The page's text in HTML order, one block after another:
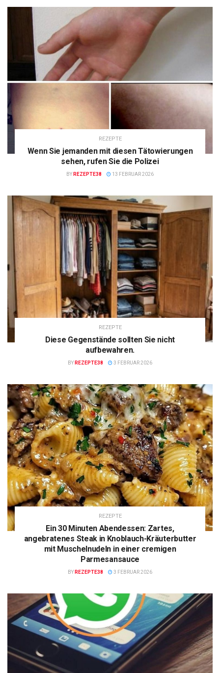
REZEPTE
Wenn Sie jemanden mit diesen Tätowierungen
sehen, rufen Sie die Polizei
BY REZEPTE38 13 FEBRUAR 2026
REZEPTE
Diese Gegenstände sollten Sie nicht
aufbewahren.
BY REZEPTE38 3 FEBRUAR 2026
REZEPTE
Ein 30 Minuten Abendessen: Zartes,
angebratenes Steak in Knoblauch-Kräuterbutter
mit Muschelnudeln in einer cremigen
Parmesansauce
BY REZEPTE38 3 FEBRUAR 2026